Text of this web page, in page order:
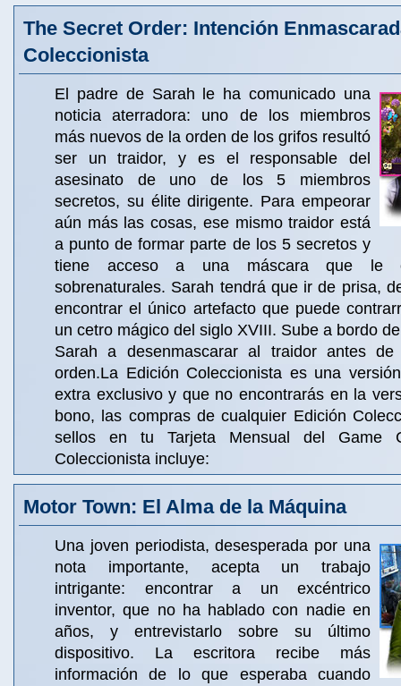
The Secret Order: Intención
Coleccionista
El padre de Sarah le ha comunicado una
noticia aterradora: uno de los miembros
más nuevos de la orden de los grifos resultó
ser un traidor, y es el responsable del
asesinato de uno de los 5 miembros
secretos, su élite dirigente. Para empeorar
aún más las cosas, ese mismo traidor está
a punto de formar parte de los 5 secretos y
tiene acceso a una máscara que le
sobrenaturales. Sarah tendrá que ir de prisa,
encontrar el único artefacto que puede
un cetro mágico del siglo XVIII. Sube a bordo
Sarah a desenmascarar al traidor antes
orden.La Edición Coleccionista es una
extra exclusivo y que no encontrarás en la
bono, las compras de cualquier Edición
sellos en tu Tarjeta Mensual del Game
Coleccionista incluye:
Motor Town: El Alma de la Máquina
Una joven periodista, desesperada por una
nota importante, acepta un trabajo
intrigante: encontrar a un excéntrico
inventor, que no ha hablado con nadie en
años, y entrevistarlo sobre su último
dispositivo. La escritora recibe más
información de lo que esperaba cuando